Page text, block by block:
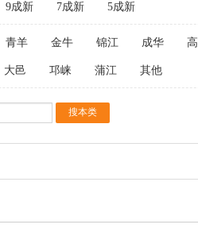
9成新 7成新 5成新
青羊 金牛 锦江 成华
大邑 邛崃 蒲江 其他